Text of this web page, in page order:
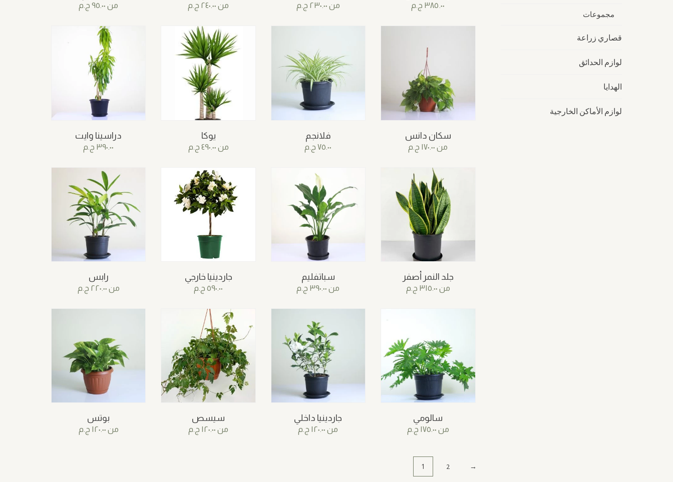
٣٨٥.٠٠ ج.م من ٢٣٠.٠٠ ج.م من ٢٤٠.٠٠ ج.م من ٩٥.٠٠ ج.م
سكان دانس
من ١٧٠.٠٠ ج.م
فلانجم
٧٥.٠٠ ج.م
يوكا
من ٤٩٠.٠٠ ج.م
دراسينا وايت
٣٩٠.٠٠ ج.م
جلد النمر أصفر
من ٣١٥.٠٠ ج.م
سباتفليم
من ٣٩٠.٠٠ ج.م
جاردينيا خارجي
٥٩٠.٠٠ ج.م
رابس
من ٢٢٠.٠٠ ج.م
سالومي
من ١٧٥.٠٠ ج.م
جاردينيا داخلي
من ١٢٠.٠٠ ج.م
سيسص
من ١٢٠.٠٠ ج.م
بوتس
من ١٢٠.٠٠ ج.م
1 2 →
مجموعات
قصاري زراعة
لوازم الحدائق
الهدايا
لوازم الأماكن الخارجية